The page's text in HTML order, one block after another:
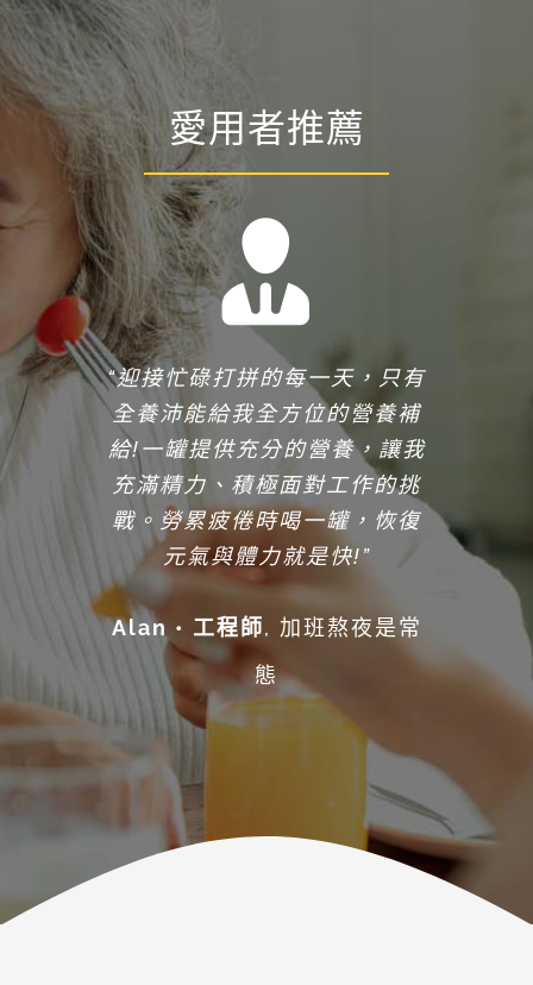
愛用者推薦
“清爽的早晨，從清爽的早餐開
始!全養沛高鈣高鐵營養飲，沒
有一般營養飲品常有的黏膩
感，跟市售燕麥飲一樣好喝，
營養成分卻是大大加分!”
游小姐 •上班族
開始重視養生
的輕熟女
“迎接忙碌打拼的每一天，只有
全養沛能給我全方位的營養補
給!一罐提供充分的營養，讓我
充滿精力、積極面對工作的挑
戰。勞累疲倦時喝一罐，恢復
元氣與體力就是快!”
Alan • 工程師, 加班熬夜是常
態
“身為三餐在外解決的人，最怕
營養不均衡。自從我養成固定
早上喝一罐全養沛的習慣，才
發現攝取全方位的營養竟然這
麼簡單!一罐就有飽足感，喝完
就能精神滿滿、面對生活挑
戰。”
陳小姐 • 職場新鮮人
料理小
白天天外食